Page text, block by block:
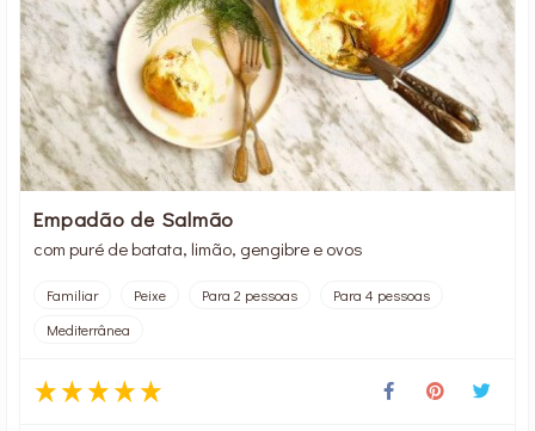
Empadão de Salmão
com puré de batata, limão, gengibre e ovos
Familiar Peixe Para 2 pessoas
Para 4 pessoas
Mediterrânea